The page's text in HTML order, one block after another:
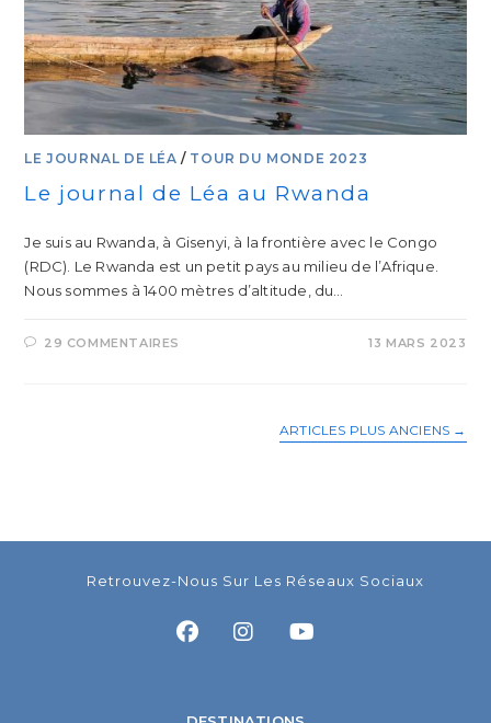
LE JOURNAL DE LÉA / TOUR DU MONDE 2023
Le journal de Léa au Rwanda
Je suis au Rwanda, à Gisenyi, à la frontière avec le Congo
(RDC). Le Rwanda est un petit pays au milieu de l’Afrique.
Nous sommes à 1400 mètres d’altitude, du…
29 COMMENTAIRES 13 MARS 2023
ARTICLES PLUS ANCIENS →
Retrouvez-Nous Sur Les Réseaux Sociaux